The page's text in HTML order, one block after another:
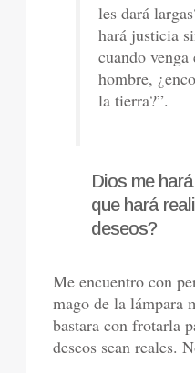
les dará
hará justicia
cuando
hombre,
la tierra?”.
Dios me
que hará
deseos?
Me encuentro con
mago de la lámpara
bastara con frotarla
deseos sean reales.